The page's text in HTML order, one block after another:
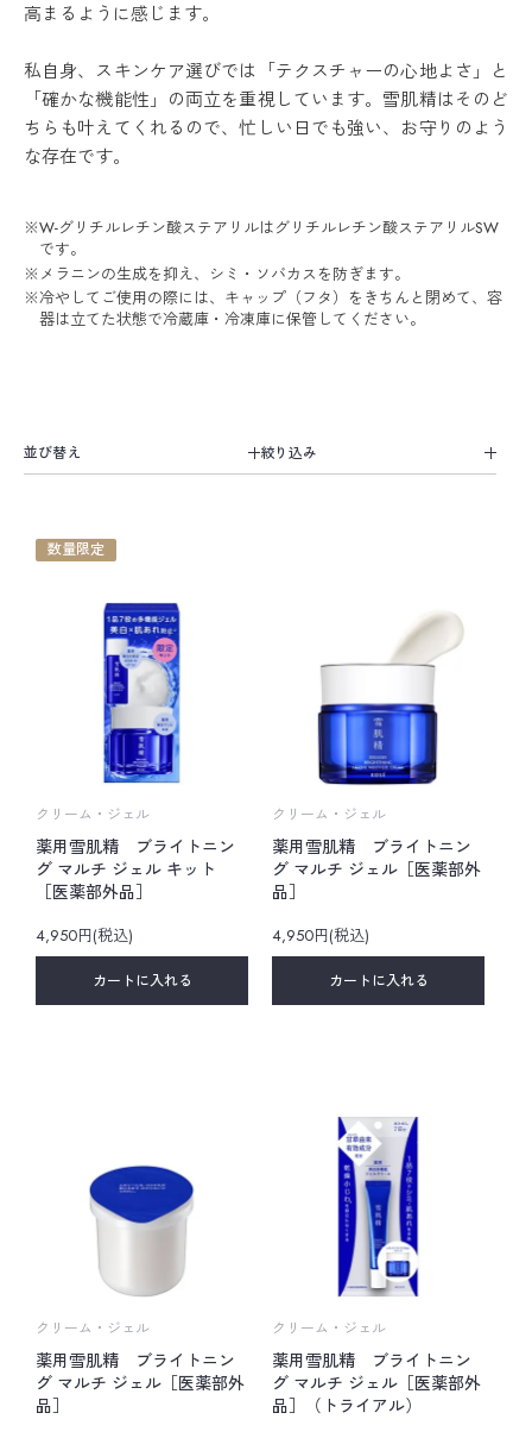
高まるように感じます。
私自身、スキンケア選びでは「テクスチャーの心地よさ」と
「確かな機能性」の両立を重視しています。雪肌精はそのど
ちらも叶えてくれるので、忙しい日でも強い、お守りのよう
な存在です。
※W-グリチルレチン酸ステアリルはグリチルレチン酸ステアリルSW
です。
※メラニンの生成を抑え、シミ・ソバカスを防ぎます。
※冷やしてご使用の際には、キャップ（フタ）をきちんと閉めて、容
器は立てた状態で冷蔵庫・冷凍庫に保管してください。
並び替え
数量限定
クリーム・ジェル
薬用雪肌精 ブライトニン
グ マルチ ジェル キット
［医薬部外品］
4,950円(税込)
カートに入れる
クリーム・ジェル
薬用雪肌精 ブライトニン
グ マルチ ジェル［医薬部外
品］
4,950円(税込)
カートに入れる
クリーム・ジェル
薬用雪肌精 ブライトニン
グ マルチ ジェル［医薬部外
品］
クリーム・ジェル
薬用雪肌精 ブライトニン
グ マルチ ジェル［医薬部外
品］（トライアル）